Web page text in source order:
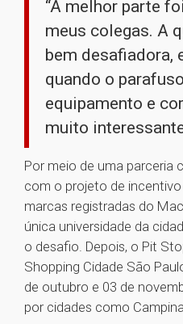
“A melhor parte
meus colegas. A
bem desafiadora,
quando o
equipamento e
muito
Por meio de uma parceria
com o projeto de
marcas registradas do
única universidade da
o desafio. Depois, o Pit
Shopping Cidade São
de outubro e 03 de
por cidades como